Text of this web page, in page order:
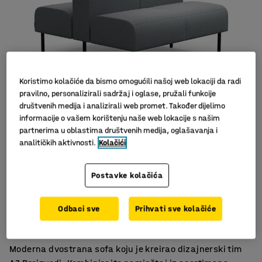
Slični proizvodi
Za optimalno korištenje
Izdržljiv materijal
Moderna dvostrana sofa koju je kreirao dizajnerski tim
Koristimo kolačiće da bismo omogućili našoj web lokaciji da radi
pravilno, personalizirali sadržaj i oglase, pružali funkcije
društvenih medija i analizirali web promet. Također dijelimo
informacije o vašem korištenju naše web lokacije s našim
partnerima u oblastima društvenih medija, oglašavanja i
analitičkih aktivnosti. Kolačići
Postavke kolačića
Odbaci sve Prihvati sve kolačiće